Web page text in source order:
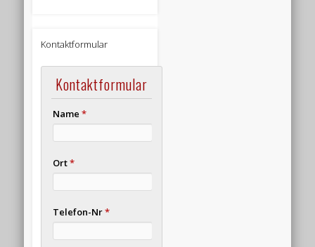
Kontaktformular
Kontaktformular
Name *
Ort*
Telefon-Nr*